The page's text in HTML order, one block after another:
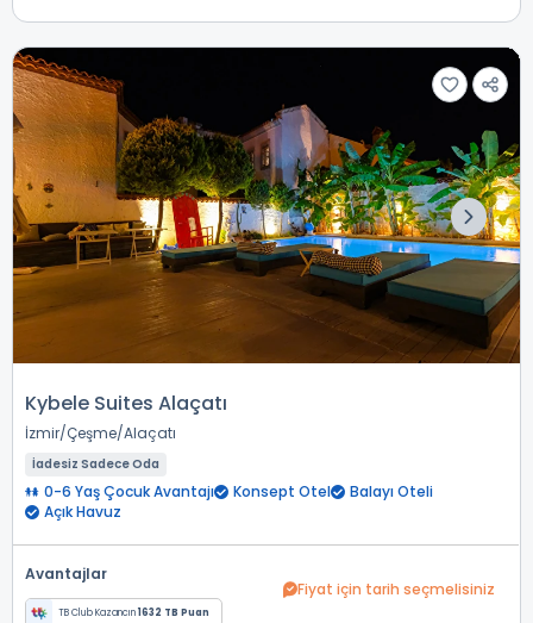
Kybele Suites Alaçatı
İzmir Çeşme Alaçatı
İadesiz Sadece Oda
0-6 Yaş Çocuk Avantajı Konsept Otel
Balayı Oteli
Açık Havuz
Avantajlar
TB Club Kazancın1632 TB Puan
Fiyat için tarih seçmelisiniz